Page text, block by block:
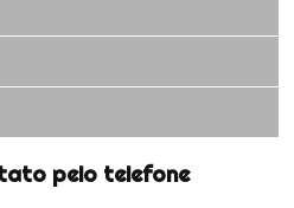
pelo telefone